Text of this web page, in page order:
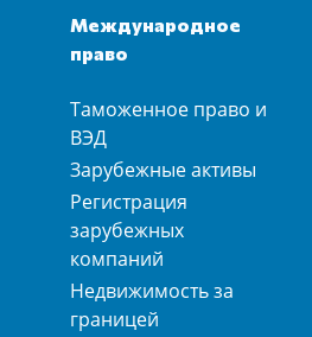
Международное
право
Таможенное право и
ВЭД
Зарубежные активы
Регистрация
зарубежных
компаний
Недвижимость за
границей